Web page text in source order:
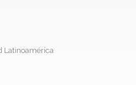
Latinoamérica